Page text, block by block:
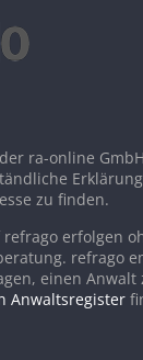
ra-online
zu finden.
erfolgen
refrago
einen
Anwaltsregister